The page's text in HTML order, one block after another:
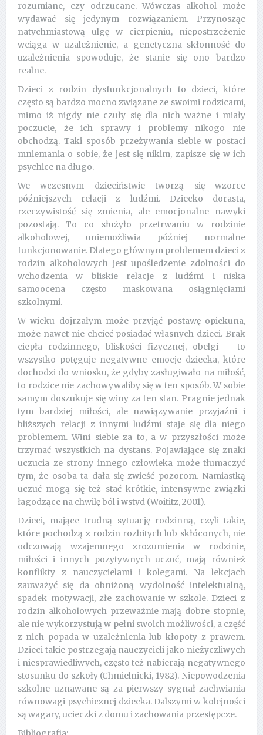
rozumiane, czy odrzucane. Wówczas alkohol może
wydawać się jedynym rozwiązaniem. Przynosząc
natychmiastową ulgę w cierpieniu, niepostrzeżenie
wciąga w uzależnienie, a genetyczna skłonność do
uzależnienia spowoduje, że stanie się ono bardzo
realne.
Dzieci z rodzin dysfunkcjonalnych to dzieci, które
często są bardzo mocno związane ze swoimi rodzicami,
mimo iż nigdy nie czuły się dla nich ważne i miały
poczucie, że ich sprawy i problemy nikogo nie
obchodzą. Taki sposób przeżywania siebie w postaci
mniemania o sobie, że jest się nikim, zapisze się w ich
psychice na długo.
We wczesnym dzieciństwie tworzą się wzorce
późniejszych relacji z ludźmi. Dziecko dorasta,
rzeczywistość się zmienia, ale emocjonalne nawyki
pozostają. To co służyło przetrwaniu w rodzinie
alkoholowej, uniemożliwia później normalne
funkcjonowanie. Dlatego głównym problemem dzieci z
rodzin alkoholowych jest upośledzenie zdolności do
wchodzenia w bliskie relacje z ludźmi i niska
samoocena często maskowana osiągnięciami
szkolnymi.
W wieku dojrzałym może przyjąć postawę opiekuna,
może nawet nie chcieć posiadać własnych dzieci. Brak
ciepła rodzinnego, bliskości fizycznej, obelgi – to
wszystko potęguje negatywne emocje dziecka, które
dochodzi do wniosku, że gdyby zasługiwało na miłość,
to rodzice nie zachowywaliby się w ten sposób. W sobie
samym doszukuje się winy za ten stan. Pragnie jednak
tym bardziej miłości, ale nawiązywanie przyjaźni i
bliższych relacji z innymi ludźmi staje się dla niego
problemem. Wini siebie za to, a w przyszłości może
trzymać wszystkich na dystans. Pojawiające się znaki
uczucia ze strony innego człowieka może tłumaczyć
tym, że osoba ta dała się zwieść pozorom. Namiastką
uczuć mogą się też stać krótkie, intensywne związki
łagodzące na chwilę ból i wstyd (Woititz, 2001).
Dzieci, mające trudną sytuację rodzinną, czyli takie,
które pochodzą z rodzin rozbitych lub skłóconych, nie
odczuwają wzajemnego zrozumienia w rodzinie,
miłości i innych pozytywnych uczuć, mają również
konflikty z nauczycielami i kolegami. Na lekcjach
zauważyć się da obniżoną wydolność intelektualną,
spadek motywacji, złe zachowanie w szkole. Dzieci z
rodzin alkoholowych przeważnie mają dobre stopnie,
ale nie wykorzystują w pełni swoich możliwości, a część
z nich popada w uzależnienia lub kłopoty z prawem.
Dzieci takie postrzegają nauczycieli jako nieżyczliwych
i niesprawiedliwych, często też nabierają negatywnego
stosunku do szkoły (Chmielnicki, 1982). Niepowodzenia
szkolne uznawane są za pierwszy sygnał zachwiania
równowagi psychicznej dziecka. Dalszymi w kolejności
są wagary, ucieczki z domu i zachowania przestępcze.